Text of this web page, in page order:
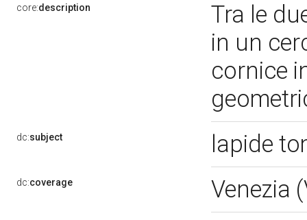
core:description
Tra le
in un
cornice
dc:subject lapide
dc:coverage Venezia